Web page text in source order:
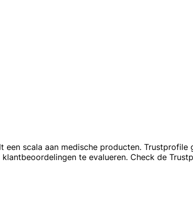
een scala aan medische producten.
te evalueren. Check de